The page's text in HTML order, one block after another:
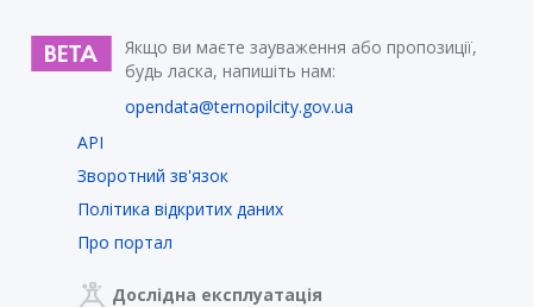
Якщо ви маєте зауваження або пропозиції,
будь ласка, напишіть нам:
opendata@ternopilcity.gov.ua
API
Зворотний зв'язок
Політика відкритих даних
Про портал
Дослідна експлуатація